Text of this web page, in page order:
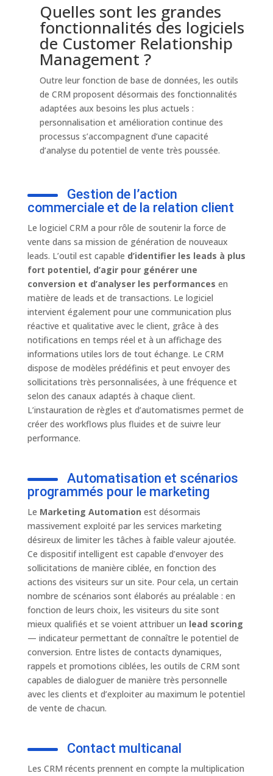
Quelles sont les grandes
fonctionnalités des logiciels
de Customer Relationship
Management ?
Outre leur fonction de base de données, les outils
de CRM proposent désormais des fonctionnalités
adaptées aux besoins les plus actuels :
personnalisation et amélioration continue des
processus s’accompagnent d’une capacité
d’analyse du potentiel de vente très poussée.
Gestion de l’action
commerciale et de la relation client
Le logiciel CRM a pour rôle de soutenir la force de
vente dans sa mission de génération de nouveaux
leads. L’outil est capable d’identifier les leads à plus
fort potentiel, d’agir pour générer une
conversion et d’analyser les performances en
matière de leads et de transactions. Le logiciel
intervient également pour une communication plus
réactive et qualitative avec le client, grâce à des
notifications en temps réel et à un affichage des
informations utiles lors de tout échange. Le CRM
dispose de modèles prédéfinis et peut envoyer des
sollicitations très personnalisées, à une fréquence et
selon des canaux adaptés à chaque client.
L’instauration de règles et d’automatismes permet de
créer des workflows plus fluides et de suivre leur
performance.
Automatisation et scénarios
programmés pour le marketing
Le Marketing Automation est désormais
massivement exploité par les services marketing
désireux de limiter les tâches à faible valeur ajoutée.
Ce dispositif intelligent est capable d’envoyer des
sollicitations de manière ciblée, en fonction des
actions des visiteurs sur un site. Pour cela, un certain
nombre de scénarios sont élaborés au préalable : en
fonction de leurs choix, les visiteurs du site sont
mieux qualifiés et se voient attribuer un lead scoring
— indicateur permettant de connaître le potentiel de
conversion. Entre listes de contacts dynamiques,
rappels et promotions ciblées, les outils de CRM sont
capables de dialoguer de manière très personnelle
avec les clients et d’exploiter au maximum le potentiel
de vente de chacun.
Contact multicanal
Les CRM récents prennent en compte la multiplication